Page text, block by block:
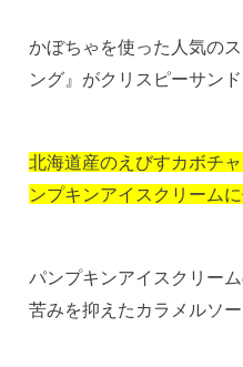
かぼちゃを使った人気の
ング』がクリスピーサン
北海道産のえびすカボチ
ンプキンアイスクリームに
パンプキンアイスクリー
苦みを抑えたカラメルソー